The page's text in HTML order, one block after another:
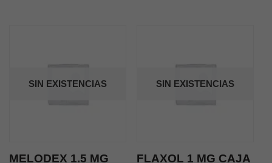
SIN EXISTENCIAS
MELODEX 1.5 MG
SIN EXISTENCIAS
FLAXOL 1 MG CAJA